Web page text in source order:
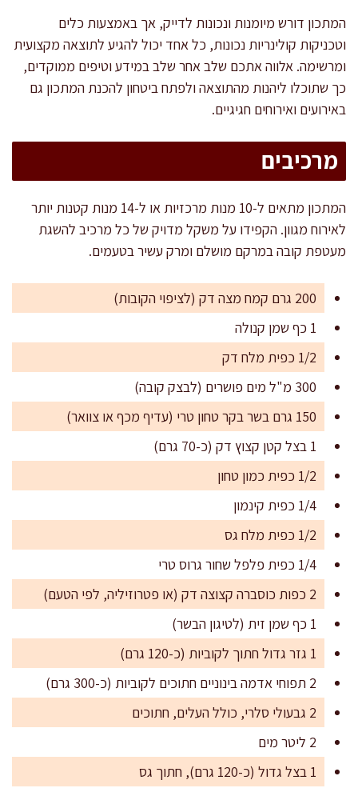
המתכון דורש מיומנות ונכונות לדייק, אך באמצעות כלים
וטכניקות קולינריות נכונות, כל אחד יכול להגיע לתוצאה מקצועית
ומרשימה. אלווה אתכם שלב אחר שלב במידע וטיפים ממוקדים,
כך שתוכלו ליהנות מהתוצאה ולפתח ביטחון להכנת המתכון גם
באירועים ואירוחים חגיגיים.
מרכיבים
המתכון מתאים ל-10 מנות מרכזיות או ל-14 מנות קטנות יותר
לאירוח מגוון. הקפידו על משקל מדויק של כל מרכיב להשגת
מעטפת קובה במרקם מושלם ומרק עשיר בטעמים.
200 גרם קמח מצה דק (לציפוי הקובות)
1 כף שמן קנולה
1/2 כפית מלח דק
300 מ"ל מים פושרים (לבצק קובה)
150 גרם בשר בקר טחון טרי (עדיף מכף או צוואר)
1 בצל קטן קצוץ דק (כ-70 גרם)
1/2 כפית כמון טחון
1/4 כפית קינמון
1/2 כפית מלח גס
1/4 כפית פלפל שחור גרוס טרי
2 כפות כוסברה קצוצה דק (או פטרוזיליה, לפי הטעם)
1 כף שמן זית (לטיגון הבשר)
1 גזר גדול חתוך לקוביות (כ-120 גרם)
2 תפוחי אדמה בינוניים חתוכים לקוביות (כ-300 גרם)
2 גבעולי סלרי, כולל העלים, חתוכים
2 ליטר מים
1 בצל גדול (כ-120 גרם), חתוך גס